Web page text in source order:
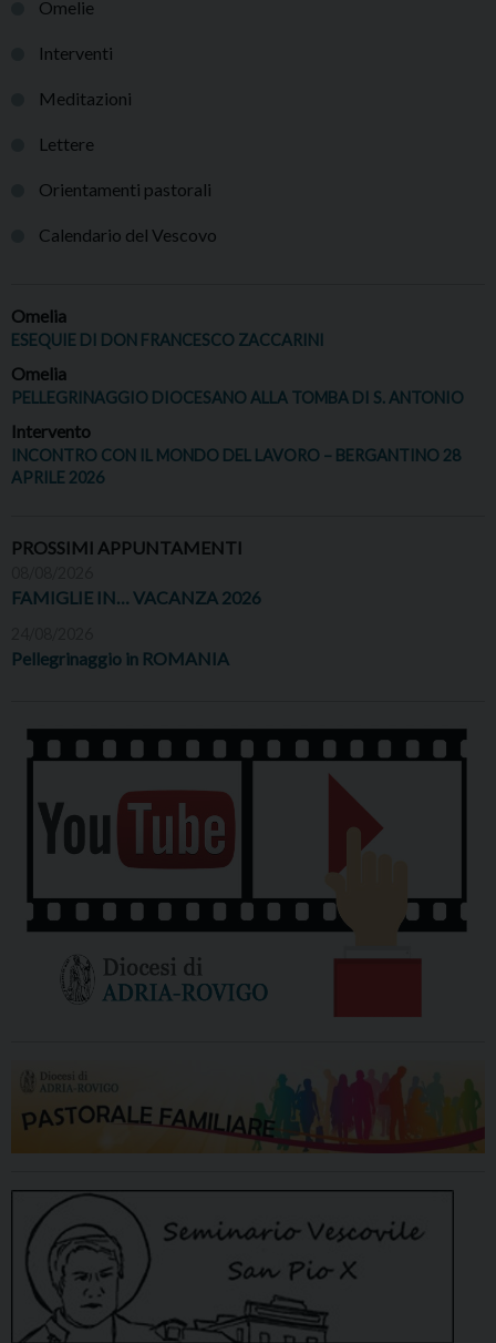
Omelie
Interventi
Meditazioni
Lettere
Orientamenti pastorali
Calendario del Vescovo
Omelia
ESEQUIE DI DON FRANCESCO ZACCARINI
Omelia
PELLEGRINAGGIO DIOCESANO ALLA TOMBA DI S. ANTONIO
Intervento
INCONTRO CON IL MONDO DEL LAVORO – BERGANTINO 28
APRILE 2026
PROSSIMI APPUNTAMENTI
FAMIGLIE IN… VACANZA 2026
Pellegrinaggio in ROMANIA